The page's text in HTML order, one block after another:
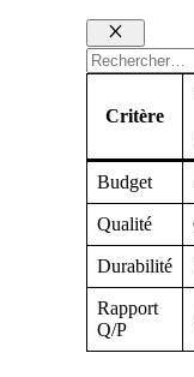
Fermer
Rechercher :
Critère
Budget
Qualité
Durabilité
Rapport
Q/P